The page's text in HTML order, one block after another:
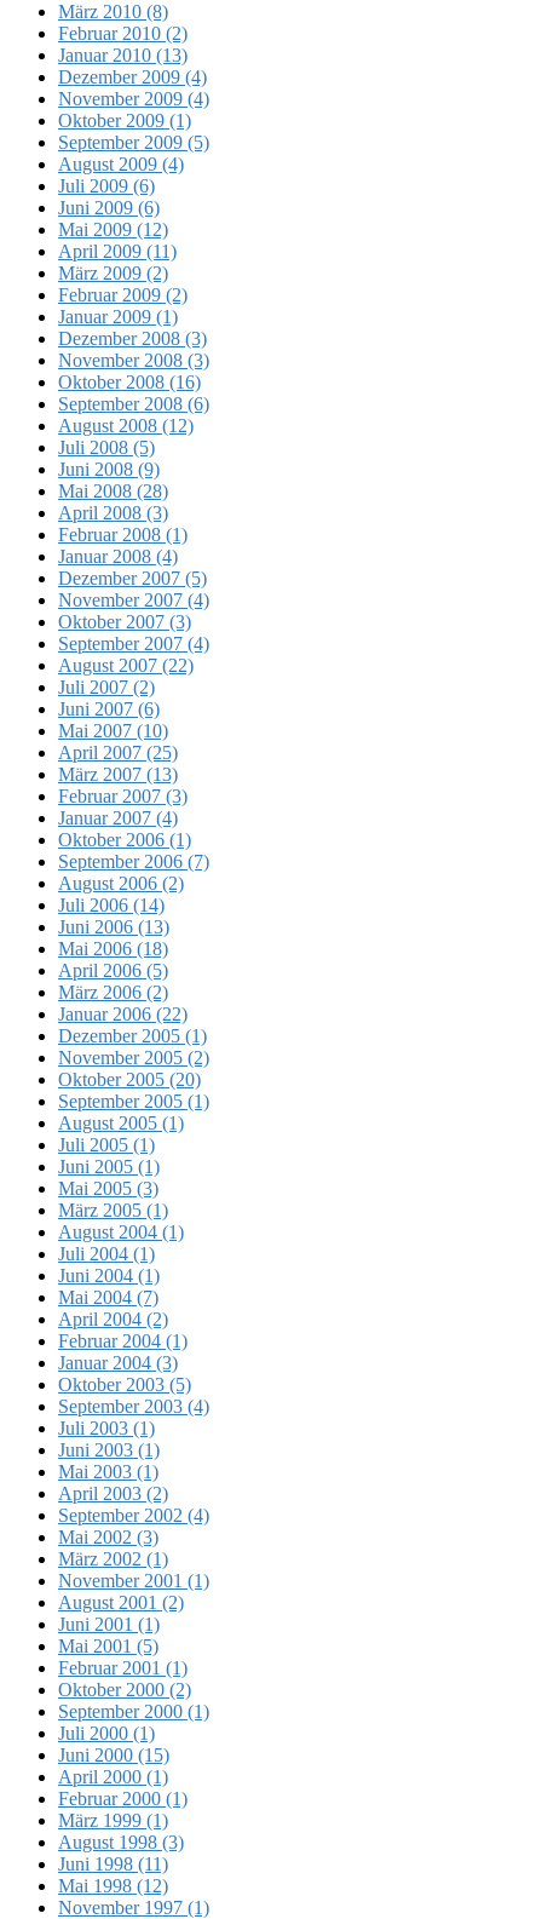
März 2010 (8)
Februar 2010 (2)
Januar 2010 (13)
Dezember 2009 (4)
November 2009 (4)
Oktober 2009 (1)
September 2009 (5)
August 2009 (4)
Juli 2009 (6)
Juni 2009 (6)
Mai 2009 (12)
April 2009 (11)
März 2009 (2)
Februar 2009 (2)
Januar 2009 (1)
Dezember 2008 (3)
November 2008 (3)
Oktober 2008 (16)
September 2008 (6)
August 2008 (12)
Juli 2008 (5)
Juni 2008 (9)
Mai 2008 (28)
April 2008 (3)
Februar 2008 (1)
Januar 2008 (4)
Dezember 2007 (5)
November 2007 (4)
Oktober 2007 (3)
September 2007 (4)
August 2007 (22)
Juli 2007 (2)
Juni 2007 (6)
Mai 2007 (10)
April 2007 (25)
März 2007 (13)
Februar 2007 (3)
Januar 2007 (4)
Oktober 2006 (1)
September 2006 (7)
August 2006 (2)
Juli 2006 (14)
Juni 2006 (13)
Mai 2006 (18)
April 2006 (5)
März 2006 (2)
Januar 2006 (22)
Dezember 2005 (1)
November 2005 (2)
Oktober 2005 (20)
September 2005 (1)
August 2005 (1)
Juli 2005 (1)
Juni 2005 (1)
Mai 2005 (3)
März 2005 (1)
August 2004 (1)
Juli 2004 (1)
Juni 2004 (1)
Mai 2004 (7)
April 2004 (2)
Februar 2004 (1)
Januar 2004 (3)
Oktober 2003 (5)
September 2003 (4)
Juli 2003 (1)
Juni 2003 (1)
Mai 2003 (1)
April 2003 (2)
September 2002 (4)
Mai 2002 (3)
März 2002 (1)
November 2001 (1)
August 2001 (2)
Juni 2001 (1)
Mai 2001 (5)
Februar 2001 (1)
Oktober 2000 (2)
September 2000 (1)
Juli 2000 (1)
Juni 2000 (15)
April 2000 (1)
Februar 2000 (1)
März 1999 (1)
August 1998 (3)
Juni 1998 (11)
Mai 1998 (12)
November 1997 (1)